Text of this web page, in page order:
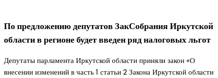
По предложению депутатов ЗакСобрания Иркутской
области в регионе будет введен ряд налоговых льгот
Депутаты парламента Иркутской области приняли закон «О
внесении изменений в часть 1 статьи 2 Закона Иркутской области